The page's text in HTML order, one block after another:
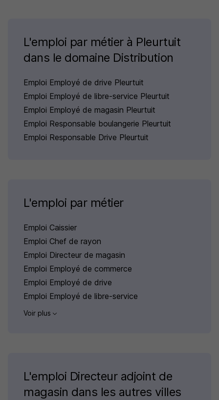
L'emploi par métier à Pleurtuit
dans le domaine Distribution
Emploi Employé de drive Pleurtuit
Emploi Employé de libre-service Pleurtuit
Emploi Employé de magasin Pleurtuit
Emploi Responsable boulangerie Pleurtuit
Emploi Responsable Drive Pleurtuit
L'emploi par métier
Emploi Caissier
Emploi Chef de rayon
Emploi Directeur de magasin
Emploi Employé de commerce
Emploi Employé de drive
Emploi Employé de libre-service
Voir plus
L'emploi Directeur adjoint de
magasin dans les autres villes